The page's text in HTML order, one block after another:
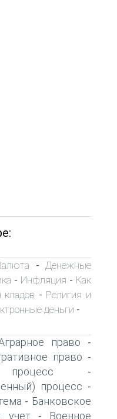
- Денежные
- Инфляция - Как
кладов - Религия и
деньги -
право -
право -
-
процесс -
- Банковское
учет-
Военное